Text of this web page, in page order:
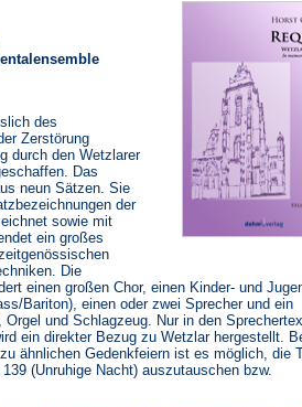
des
Zerstörung
durch den Wetzlarer
Das
neun Sätzen. Sie
der
sowie mit
ein großes
Die
einen großen Chor, einen Kinder- und
Bariton), einen oder zwei Sprecher und ein
und Schlagzeug. Nur in den
ein direkter Bezug zu Wetzlar hergestellt.
ähnlichen Gedenkfeiern ist es möglich, die
(Unruhige Nacht) auszutauschen bzw.